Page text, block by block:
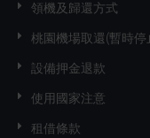
領機及歸還方式
桃園機場取還(暫時停
設備押金退款
使用國家注意
租借條款